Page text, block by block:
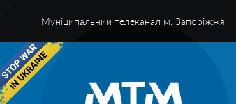
Муніципальний телеканал м. Запоріжжя